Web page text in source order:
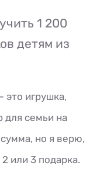
1 200
детям из
это игрушка,
для семьи на
но я верю,
или 3 подарка.